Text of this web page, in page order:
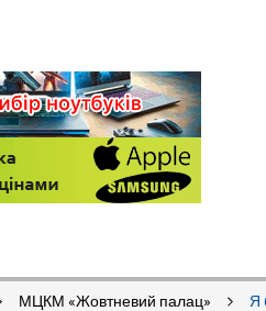
МЦКМ «Жовтневий палац» Я